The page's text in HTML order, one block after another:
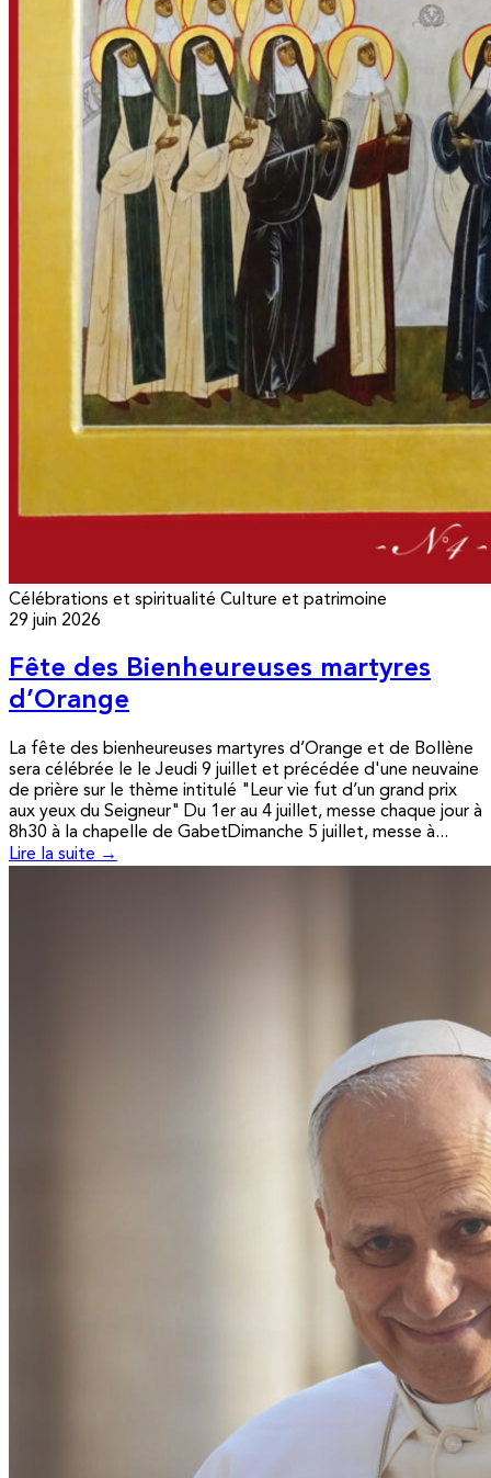
Célébrations et spiritualité Culture et patrimoine
29 juin 2026
Fête des Bienheureuses martyres
d’Orange
La fête des bienheureuses martyres d’Orange et de Bollène
sera célébrée le le Jeudi 9 juillet et précédée d'une neuvaine
de prière sur le thème intitulé "Leur vie fut d’un grand prix
aux yeux du Seigneur" Du 1er au 4 juillet, messe chaque jour à
8h30 à la chapelle de GabetDimanche 5 juillet, messe à...
Lire la suite →